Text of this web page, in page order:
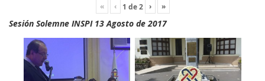
« ‹ 1 de2 › »
Sesión Solemne INSPI 13 Agosto de 2017